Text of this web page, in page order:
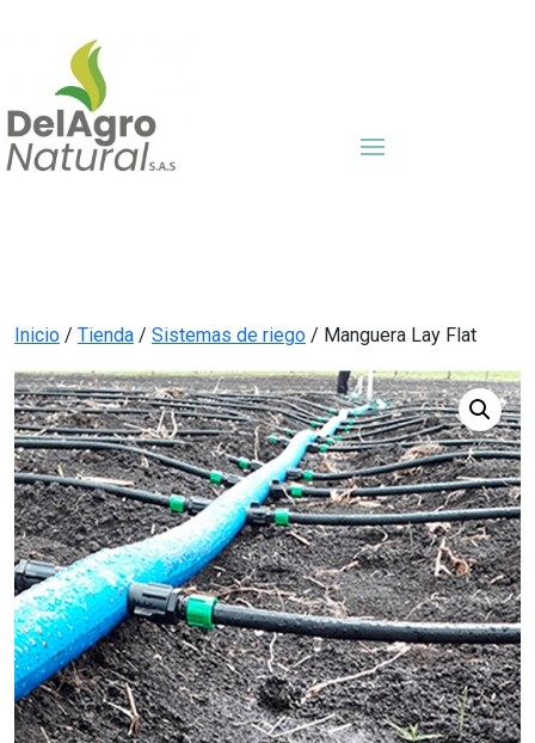
Inicio / Tienda / Sistemas de riego / Manguera Lay Flat